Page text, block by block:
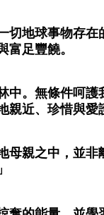
地球事物存
足豐饒。
中。無條件呵
近、珍惜與愛
母親之中，並